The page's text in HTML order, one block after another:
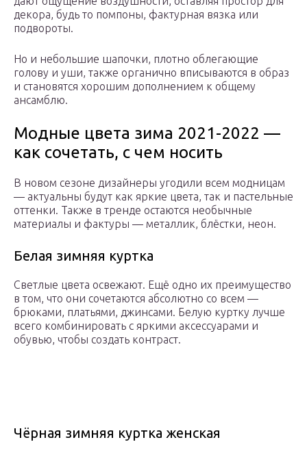
декора, будь то помпоны, фактурная вязка или
подвороты.
Но и небольшие шапочки, плотно облегающие
голову и уши, также органично вписываются в образ
и становятся хорошим дополнением к общему
ансамблю.
Модные цвета зима 2021-2022 —
как сочетать, с чем носить
В новом сезоне дизайнеры угодили всем модницам
— актуальны будут как яркие цвета, так и пастельные
оттенки. Также в тренде остаются необычные
материалы и фактуры — металлик, блёстки, неон.
Белая зимняя куртка
Светлые цвета освежают. Ещё одно их преимущество
в том, что они сочетаются абсолютно со всем —
брюками, платьями, джинсами. Белую куртку лучше
всего комбинировать с яркими аксессуарами и
обувью, чтобы создать контраст.
Чёрная зимняя куртка женская